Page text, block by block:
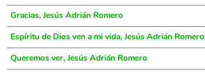
Gracias, Jesús Adrián Romero
Espíritu de Dios ven a mi vida, Jesús Adrián Romero
Queremos ver, Jesús Adrián Romero